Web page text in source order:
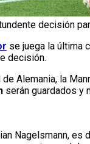
decisión
se juega la última
decisión.
de Alemania, la
serán guardados y
Nagelsmann,